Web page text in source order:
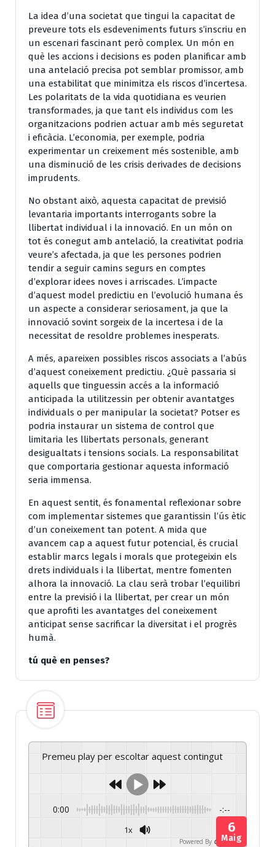
La idea d’una societat que tingui la capacitat de
preveure tots els esdeveniments futurs s’inscriu en
un escenari fascinant però complex. Un món en
què les accions i decisions es poden planificar amb
una antelació precisa pot semblar promissor, amb
una estabilitat que minimitza els riscos d’incertesa.
Les polaritats de la vida quotidiana es veurien
transformades, ja que tant els individus com les
organitzacions podrien actuar amb més seguretat
i eficàcia. L’economia, per exemple, podria
experimentar un creixement més sostenible, amb
una disminució de les crisis derivades de decisions
imprudents.
No obstant això, aquesta capacitat de previsió
levantaria importants interrogants sobre la
llibertat individual i la innovació. En un món on
tot és conegut amb antelació, la creativitat podria
veure’s afectada, ja que les persones podrien
tendir a seguir camins segurs en comptes
d’explorar idees noves i arriscades. L’impacte
d’aquest model predictiu en l’evolució humana és
un aspecte a considerar seriosament, ja que la
innovació sovint sorgeix de la incertesa i de la
necessitat de resoldre problemes inesperats.
A més, apareixen possibles riscos associats a l’abús
d’aquest coneixement predictiu. ¿Què passaria si
aquells que tinguessin accés a la informació
anticipada la utilitzessin per obtenir avantatges
individuals o per manipular la societat? Potser es
podria instaurar un sistema de control que
limitaria les llibertats personals, generant
desigualtats i tensions socials. La responsabilitat
que comportaria gestionar aquesta informació
seria immensa.
En aquest sentit, és fonamental reflexionar sobre
com implementar sistemes que garantissin l’ús ètic
d’un coneixement tan potent. A mida que
avancem cap a aquest futur potencial, és crucial
establir marcs legals i morals que protegeixin els
drets individuals i la llibertat, mentre fomenten
alhora la innovació. La clau serà trobar l’equilibri
entre la previsió i la llibertat, per crear un món
que aprofiti les avantatges del coneixement
anticipat sense sacrificar la diversitat i el progrès
humà.
tú què en penses?
Premeu play per escoltar aquest contingut
0:00 -:--
1x
Powered By GSpeech
6
Maig